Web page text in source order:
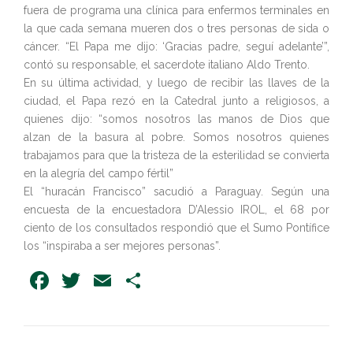
fuera de programa una clínica para enfermos terminales en
la que cada semana mueren dos o tres personas de sida o
cáncer. “El Papa me dijo: ‘Gracias padre, seguí adelante’”,
contó su responsable, el sacerdote italiano Aldo Trento.
En su última actividad, y luego de recibir las llaves de la
ciudad, el Papa rezó en la Catedral junto a religiosos, a
quienes dijo: “somos nosotros las manos de Dios que
alzan de la basura al pobre. Somos nosotros quienes
trabajamos para que la tristeza de la esterilidad se convierta
en la alegría del campo fértil”
El “huracán Francisco” sacudió a Paraguay. Según una
encuesta de la encuestadora D’Alessio IROL, el 68 por
ciento de los consultados respondió que el Sumo Pontífice
los “inspiraba a ser mejores personas”.
Facebook
Twitter
Email